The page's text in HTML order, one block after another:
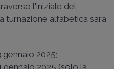
l'iniziale del
turnazione alfabetica sarà
gennaio 2025;
gennaio 2025 (solo la